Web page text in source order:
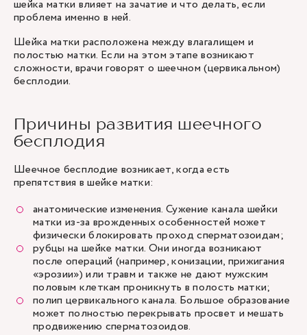
шейка матки влияет на зачатие и что делать, если
проблема именно в ней.
Шейка матки расположена между влагалищем и
полостью матки. Если на этом этапе возникают
сложности, врачи говорят о шеечном (цервикальном)
бесплодии.
Причины развития шеечного
бесплодия
Шеечное бесплодие возникает, когда есть
препятствия в шейке матки:
анатомические изменения. Сужение канала шейки
матки из-за врожденных особенностей может
физически блокировать проход сперматозоидам;
рубцы на шейке матки. Они иногда возникают
после операций (например, конизации, прижигания
«эрозии») или травм и также не дают мужским
половым клеткам проникнуть в полость матки;
полип цервикального канала. Большое образование
может полностью перекрывать просвет и мешать
продвижению сперматозоидов.